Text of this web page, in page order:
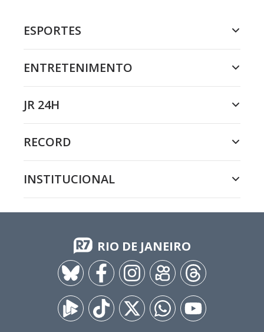
ESPORTES
ENTRETENIMENTO
JR 24H
RECORD
INSTITUCIONAL
RIO DE JANEIRO